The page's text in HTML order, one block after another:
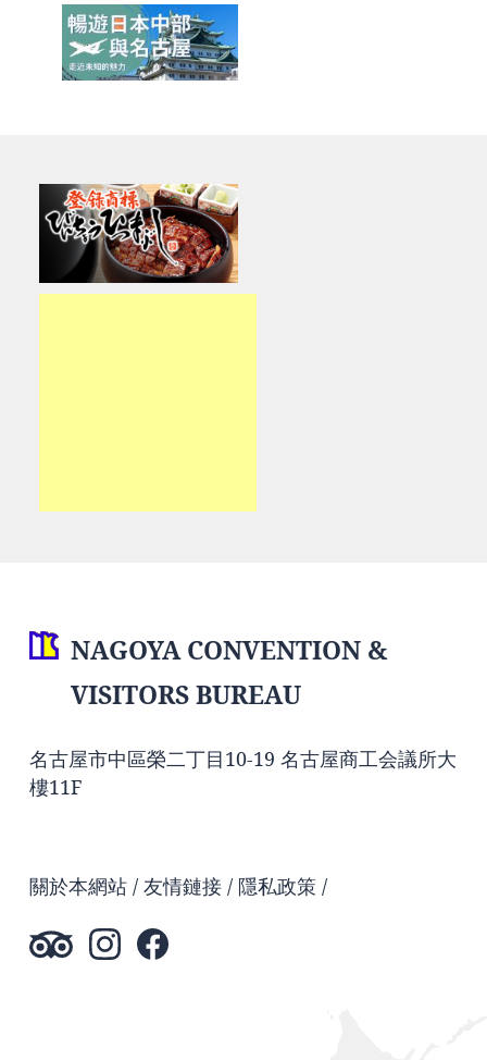
NAGOYA CONVENTION &
VISITORS BUREAU
名古屋市中區榮二丁目10-19 名古屋商工会議所大
樓11F
關於本網站 友情鏈接 隱私政策